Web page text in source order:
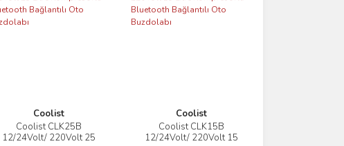
Coolist
Coolist CLK25B
12/24Volt/ 220Volt 25
İncele
Coolist
Coolist CLK15B
12/24Volt/ 220Volt 15
İncele